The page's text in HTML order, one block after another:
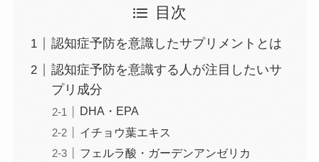
目次
認知症予防を意識したサプリメントとは
認知症予防を意識する人が注目したいサ
プリ成分
DHA・EPA
イチョウ葉エキス
フェルラ酸・ガーデンアンゼリカ